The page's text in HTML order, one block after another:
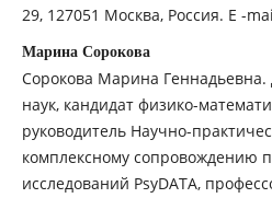
29, 127051 Москва, Россия. E -
Марина Сорокова
Сорокова Марина Геннадьевна.
наук, кандидат физико-
руководитель Научно-
комплексному сопровождению
исследований PsyDATA,